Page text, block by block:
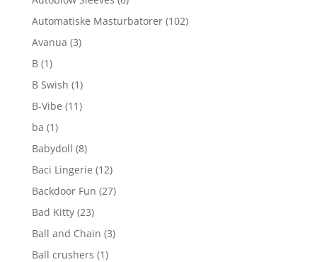
Automatiske Masturbatorer (102)
Avanua (3)
B (1)
B Swish (1)
B-Vibe (11)
ba (1)
Babydoll (8)
Baci Lingerie (12)
Backdoor Fun (27)
Bad Kitty (23)
Ball and Chain (3)
Ball crushers (1)